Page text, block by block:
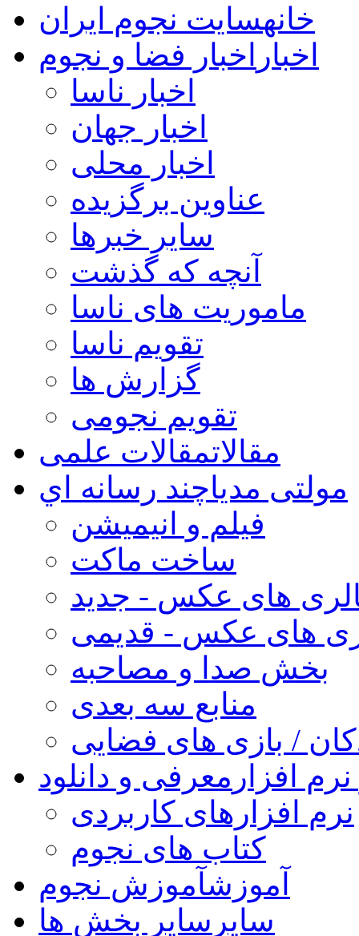
خانهسایت نجوم ایران
اخبار اخبار فضا و نجوم
اخبار ناسا
اخبار جهان
اخبار محلی
عناوین برگزیده
سایر خبرها
آنچه که گذشت
ماموریت های ناسا
تقویم ناسا
گزارش ها
تقویم نجومی
مقالاتمقالات علمی
مولتی مدیاچند رسانه اي
فیلم و انیمیشن
ساخت ماکت
های عکس - جدید
های عکس - قدیمی
بخش صدا و مصاحبه
منابع سه بعدی
/ بازی های فضایی
افزار معرفی و دانلود
نرم افزارهای کاربردی
کتاب های نجوم
آموزشآموزش نجوم
سایر سایر بخش ها